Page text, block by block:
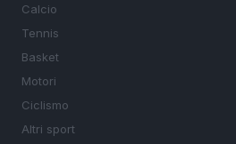
Calcio
Tennis
Basket
Motori
Ciclismo
Altri sport